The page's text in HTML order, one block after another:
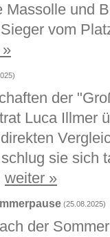
Massolle und
vom
der
Luca Illmer
sie sich
weiter »
(25.08.2025)
der